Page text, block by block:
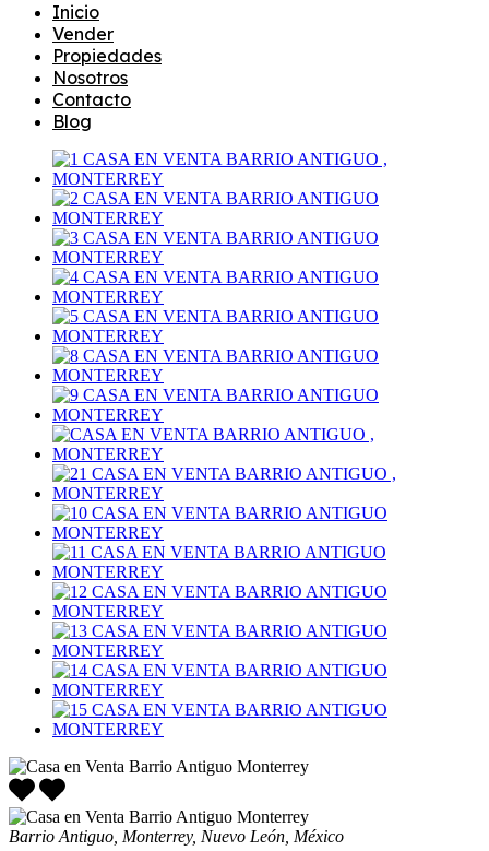
Inicio
Vender
Propiedades
Nosotros
Contacto
Blog
Barrio Antiguo, Monterrey, Nuevo León, México